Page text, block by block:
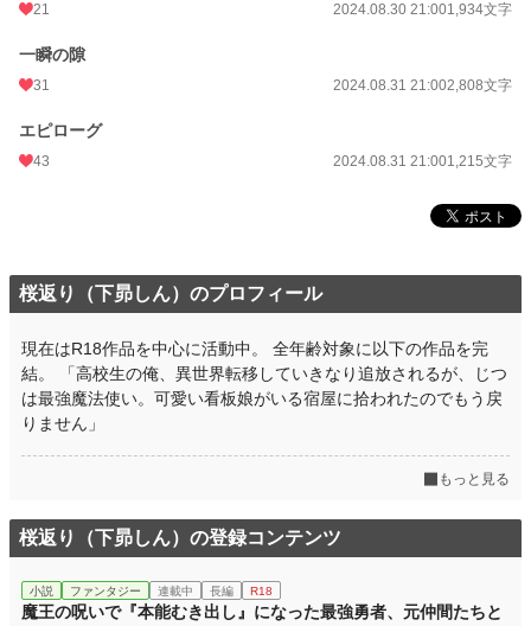
21 2024.08.30 21:001,934文字
一瞬の隙
31 2024.08.31 21:002,808文字
エピローグ
43 2024.08.31 21:001,215文字
桜返り（下昴しん）のプロフィール
現在はR18作品を中心に活動中。 全年齢対象に以下の作品を完
結。 「高校生の俺、異世界転移していきなり追放されるが、じつ
は最強魔法使い。可愛い看板娘がいる宿屋に拾われたのでもう戻
りません」
もっと見る
桜返り（下昴しん）の登録コンテンツ
小説 ファンタジー 連載中 長編 R18
魔王の呪いで『本能むき出し』になった最強勇者、元仲間たちと